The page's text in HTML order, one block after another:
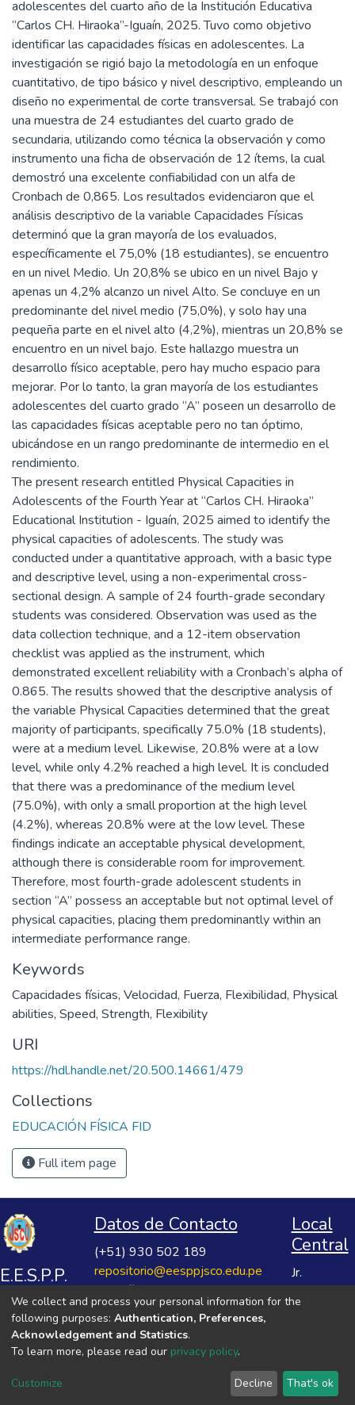
adolescentes del cuarto año de la Institución Educativa
“Carlos CH. Hiraoka”-Iguaín, 2025. Tuvo como objetivo
identificar las capacidades físicas en adolescentes. La
investigación se rigió bajo la metodología en un enfoque
cuantitativo, de tipo básico y nivel descriptivo, empleando un
diseño no experimental de corte transversal. Se trabajó con
una muestra de 24 estudiantes del cuarto grado de
secundaria, utilizando como técnica la observación y como
instrumento una ficha de observación de 12 ítems, la cual
demostró una excelente confiabilidad con un alfa de
Cronbach de 0,865. Los resultados evidenciaron que el
análisis descriptivo de la variable Capacidades Físicas
determinó que la gran mayoría de los evaluados,
específicamente el 75,0% (18 estudiantes), se encuentro
en un nivel Medio. Un 20,8% se ubico en un nivel Bajo y
apenas un 4,2% alcanzo un nivel Alto. Se concluye en un
predominante del nivel medio (75,0%), y solo hay una
pequeña parte en el nivel alto (4,2%), mientras un 20,8% se
encuentro en un nivel bajo. Este hallazgo muestra un
desarrollo físico aceptable, pero hay mucho espacio para
mejorar. Por lo tanto, la gran mayoría de los estudiantes
adolescentes del cuarto grado “A” poseen un desarrollo de
las capacidades físicas aceptable pero no tan óptimo,
ubicándose en un rango predominante de intermedio en el
rendimiento.
The present research entitled Physical Capacities in
Adolescents of the Fourth Year at “Carlos CH. Hiraoka”
Educational Institution - Iguaín, 2025 aimed to identify the
physical capacities of adolescents. The study was
conducted under a quantitative approach, with a basic type
and descriptive level, using a non-experimental cross-
sectional design. A sample of 24 fourth-grade secondary
students was considered. Observation was used as the
data collection technique, and a 12-item observation
checklist was applied as the instrument, which
demonstrated excellent reliability with a Cronbach’s alpha of
0.865. The results showed that the descriptive analysis of
the variable Physical Capacities determined that the great
majority of participants, specifically 75.0% (18 students),
were at a medium level. Likewise, 20.8% were at a low
level, while only 4.2% reached a high level. It is concluded
that there was a predominance of the medium level
(75.0%), with only a small proportion at the high level
(4.2%), whereas 20.8% were at the low level. These
findings indicate an acceptable physical development,
although there is considerable room for improvement.
Therefore, most fourth-grade adolescent students in
section “A” possess an acceptable but not optimal level of
physical capacities, placing them predominantly within an
intermediate performance range.
Keywords
Capacidades físicas, Velocidad, Fuerza, Flexibilidad, Physical
abilities, Speed, Strength, Flexibility
URI
https://hdl.handle.net/20.500.14661/479
Collections
EDUCACIÓN FÍSICA FID
Full item page
E.E.S.P.P.
José
Salvador
Cavero
Ovalle
Datos de Contacto
(+51) 930 502 189
repositorio@eesppjsco.edu.pe
https://repositorio.eesppjsco.edu.pe
Local
Central
Jr.
No 624
VER MIS ESTADÍSTICAS
We collect and process your personal information for the
following purposes: Authentication, Preferences,
Acknowledgement and Statistics.
To learn more, please read our privacy policy.
Customize Decline That's ok